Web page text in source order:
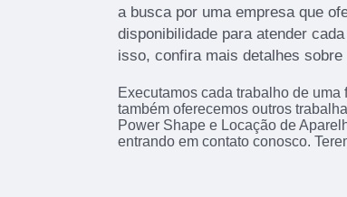
a busca por uma empresa que
disponibilidade para atender
isso, confira mais detalhes sobre
Executamos cada trabalho de
também oferecemos outros
Power Shape e Locação de
entrando em contato conosco.